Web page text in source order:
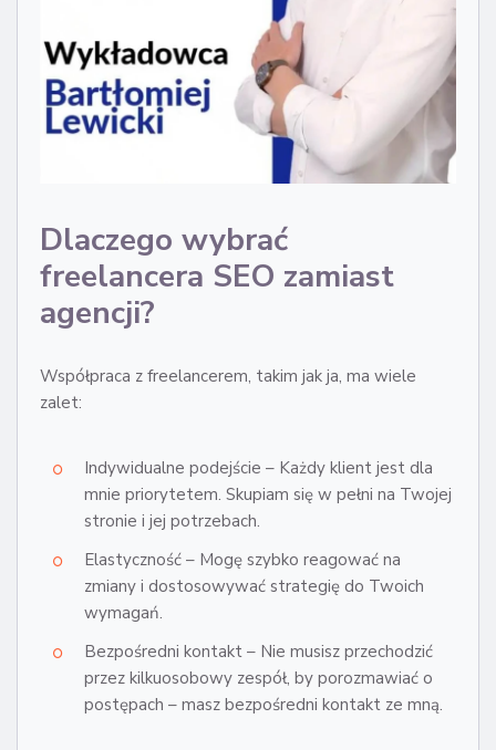
Dlaczego wybrać
freelancera SEO zamiast
agencji?
Współpraca z freelancerem, takim jak ja, ma wiele
zalet:
Indywidualne podejście – Każdy klient jest dla
mnie priorytetem. Skupiam się w pełni na Twojej
stronie i jej potrzebach.
Elastyczność – Mogę szybko reagować na
zmiany i dostosowywać strategię do Twoich
wymagań.
Bezpośredni kontakt – Nie musisz przechodzić
przez kilkuosobowy zespół, by porozmawiać o
postępach – masz bezpośredni kontakt ze mną.